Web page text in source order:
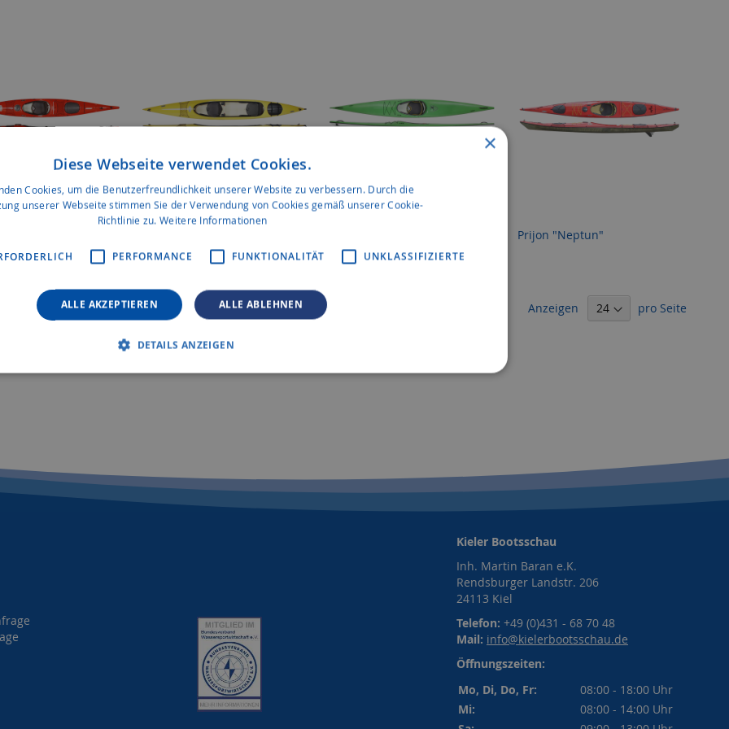
Prijon "Neptun"
Anzeigen pro Seite
Kieler Bootsschau
Inh. Martin Baran e.K.
Rendsburger Landstr. 206
24113 Kiel
Telefon: +49 (0)431 - 68 70 48
Mail: info@kielerbootsschau.de
Öffnungszeiten:
Mo, Di, Do, Fr:
08:00 - 18:00 Uhr
Mi:
08:00 - 14:00 Uhr
×
Diese Webseite verwendet Cookies.
Cookies, um die Benutzerfreundlichkeit unserer Website zu verbessern. Durch die
unserer Webseite stimmen Sie der Verwendung von Cookies gemäß unserer Cookie-
Richtlinie zu.Weitere Informationen
PERFORMANCE FUNKTIONALITÄT UNKLASSIFIZIERTE
ALLE AKZEPTIEREN ALLE ABLEHNEN
DETAILS ANZEIGEN